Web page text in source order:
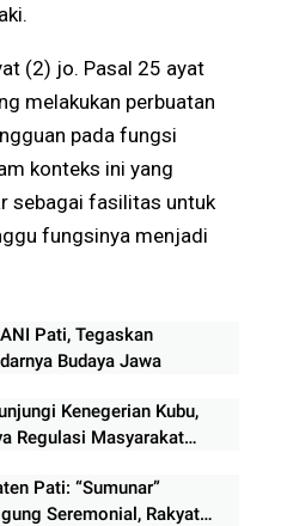
(2) jo. Pasal 25 ayat
melakukan perbuatan
pada fungsi
konteks ini yang
sebagai fasilitas untuk
fungsinya menjadi
Pati, Tegaskan
Budaya Jawa
Kenegerian Kubu,
Regulasi Masyarakat
Pati: “Sumunar”
Seremonial, Rakyat